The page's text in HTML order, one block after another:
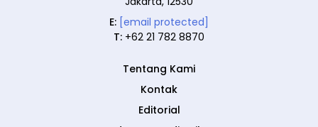
E: [email protected]
T: +62 21 782 8870
Tentang Kami
Kontak
Editorial